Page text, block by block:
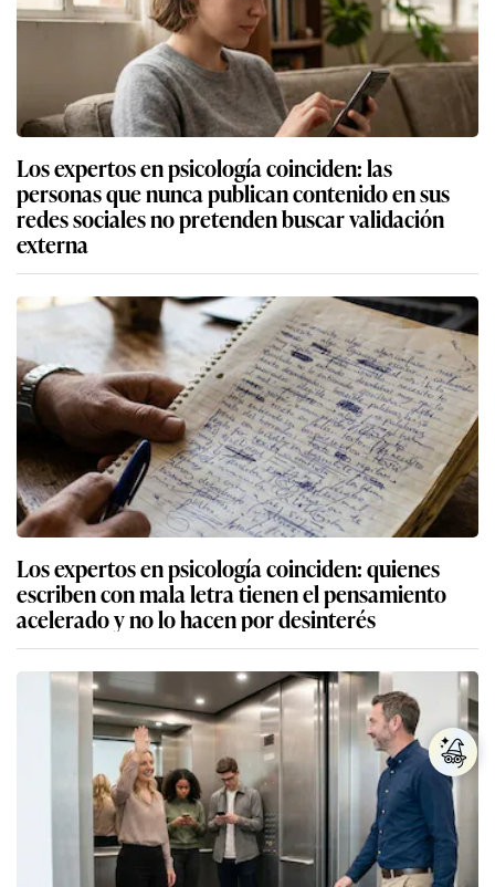
Los expertos en psicología coinciden: las
personas que nunca publican contenido en sus
redes sociales no pretenden buscar validación
externa
Los expertos en psicología coinciden: quienes
escriben con mala letra tienen el pensamiento
acelerado y no lo hacen por desinterés